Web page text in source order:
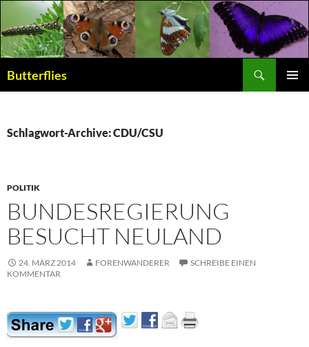
Butterflies
Schlagwort-Archive: CDU/CSU
POLITIK
BUNDESREGIERUNG
BESUCHT NEULAND
24. MÄRZ 2014 FORENWANDERER
SCHREIBE EINEN
KOMMENTAR